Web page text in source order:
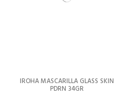
IROHA MASCARILLA GLASS SKIN
PDRN 34GR